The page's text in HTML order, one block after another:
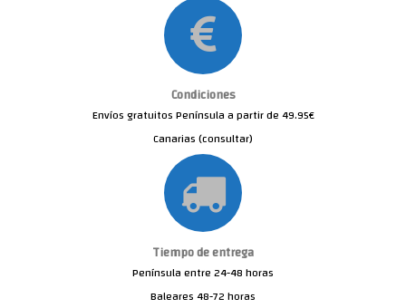
Condiciones
Envíos gratuitos Península a partir de 49.95€
Canarias (consultar)
Tiempo de entrega
Península entre 24-48 horas
Baleares 48-72 horas